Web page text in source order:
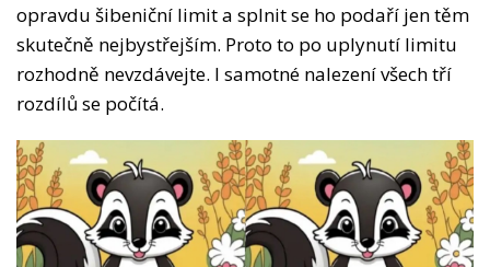
opravdu šibeniční limit a splnit se ho podaří jen těm
skutečně nejbystřejším. Proto to po uplynutí limitu
rozhodně nevzdávejte. I samotné nalezení všech tří
rozdílů se počítá.